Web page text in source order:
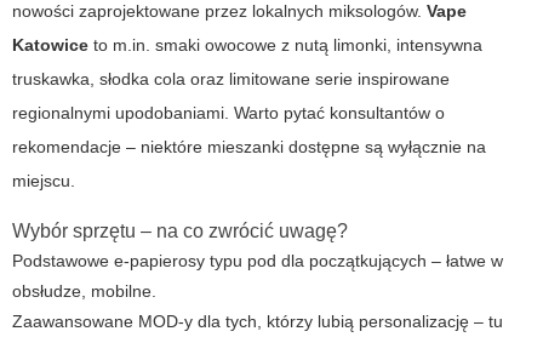
nowości zaprojektowane przez lokalnych miksologów. Vape
Katowice to m.in. smaki owocowe z nutą limonki, intensywna
truskawka, słodka cola oraz limitowane serie inspirowane
regionalnymi upodobaniami. Warto pytać konsultantów o
rekomendacje – niektóre mieszanki dostępne są wyłącznie na
miejscu.
Wybór sprzętu – na co zwrócić uwagę?
Podstawowe e-papierosy typu pod dla początkujących – łatwe w
obsłudze, mobilne.
Zaawansowane MOD-y dla tych, którzy lubią personalizację – tu